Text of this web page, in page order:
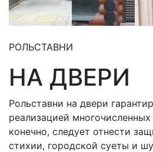
РОЛЬСТАВНИ
НА ДВЕРИ
Рольставни на двери
реализацией
конечно, следует отнести
стихии, городской суеты и